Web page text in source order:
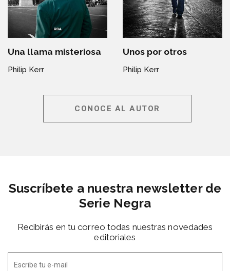
Una llama misteriosa
Philip Kerr
Unos por otros
Philip Kerr
CONOCE AL AUTOR
Suscríbete a nuestra newsletter de
Serie Negra
Recibirás en tu correo todas nuestras novedades
editoriales